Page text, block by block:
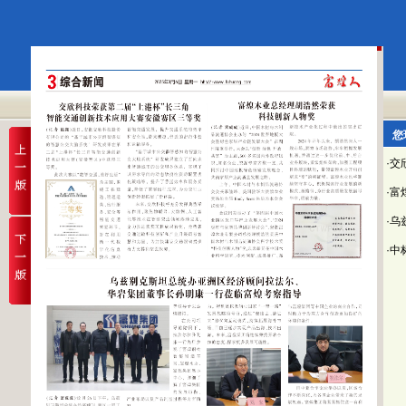
您
·交
·富
·乌
·中